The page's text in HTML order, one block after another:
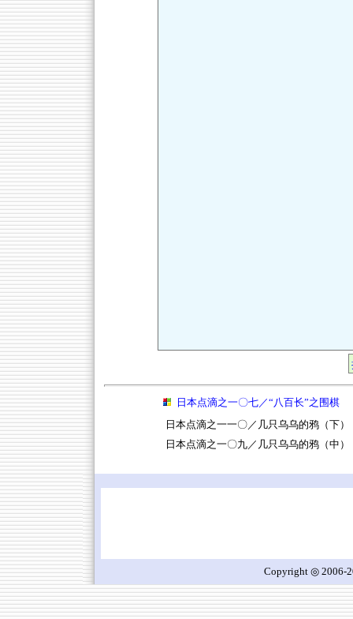
日本点滴之一〇七／“八百长”之围棋
日本点滴之一一〇／几只乌乌的鸦（下）
日本点滴之一〇九／几只乌乌的鸦（中）
Copyright ◎ 2006-